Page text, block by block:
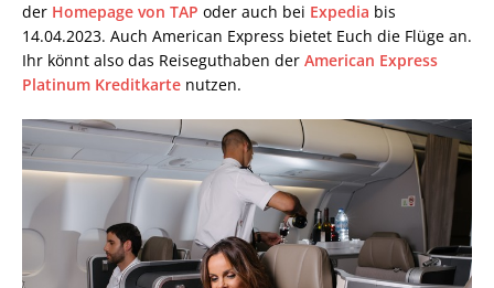
der Homepage von TAP oder auch bei Expedia bis
14.04.2023. Auch American Express bietet Euch die Flüge an.
Ihr könnt also das Reiseguthaben der American Express
Platinum Kreditkarte nutzen.